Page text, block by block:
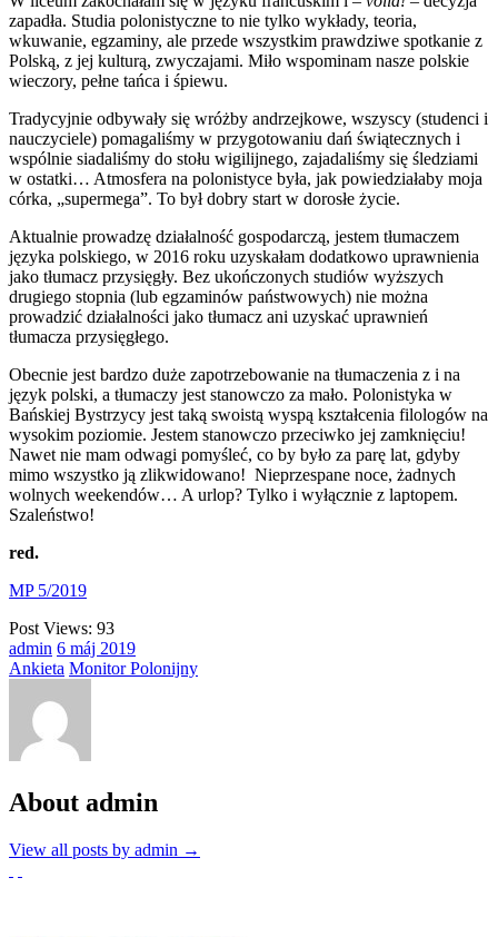
zapadła. Studia polonistyczne to nie tylko wykłady, teoria,
wkuwanie, egzaminy, ale przede wszystkim prawdziwe spotkanie z
Polską, z jej kulturą, zwyczajami. Miło wspominam nasze polskie
wieczory, pełne tańca i śpiewu.
Tradycyjnie odbywały się wróżby andrzejkowe, wszyscy (studenci i
nauczyciele) pomagaliśmy w przygotowaniu dań świątecznych i
wspólnie siadaliśmy do stołu wigilijnego, zajadaliśmy się śledziami
w ostatki… Atmosfera na polonistyce była, jak powiedziałaby moja
córka, „supermega”. To był dobry start w dorosłe życie.
Aktualnie prowadzę działalność gospodarczą, jestem tłumaczem
języka polskiego, w 2016 roku uzyskałam dodatkowo uprawnienia
jako tłumacz przysięgły. Bez ukończonych studiów wyższych
drugiego stopnia (lub egzaminów państwowych) nie można
prowadzić działalności jako tłumacz ani uzyskać uprawnień
tłumacza przysięgłego.
Obecnie jest bardzo duże zapotrzebowanie na tłumaczenia z i na
język polski, a tłumaczy jest stanowczo za mało. Polonistyka w
Bańskiej Bystrzycy jest taką swoistą wyspą kształcenia filologów na
wysokim poziomie. Jestem stanowczo przeciwko jej zamknięciu!
Nawet nie mam odwagi pomyśleć, co by było za parę lat, gdyby
mimo wszystko ją zlikwidowano! Nieprzespane noce, żadnych
wolnych weekendów… A urlop? Tylko i wyłącznie z laptopem.
Szaleństwo!
red.
MP 5/2019
Post Views: 93
admin 6 máj 2019
Ankieta Monitor Polonijny
About admin
View all posts by admin →